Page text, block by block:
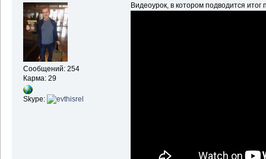
Сообщений: 254
Карма: 29
Skype:
Видеоурок, в котором подводится итог